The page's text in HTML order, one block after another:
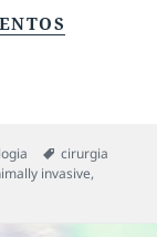
resultados!
Tags
cirurgia
invasive,